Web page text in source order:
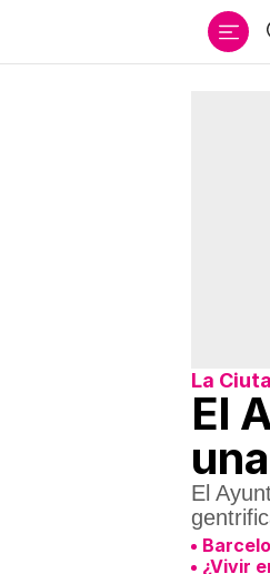
La
El
El
¿Vivir